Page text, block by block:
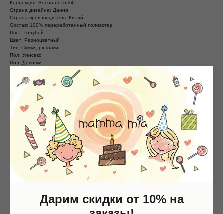
Коллекция: Весна-лето 24
Страна дизайна: Дания
Страна производитель: Китай
Состав: 100% переработанный полиэстер
Цвет: Голубой
Цвет: Разноцветный
Тип: Сумки, рюкзаки
Пол: Унисекс
Пол: Девочки
Пол: Мальчики
lwh: 290x250x90 mm
Смотрите так же
Дарим скидки от 10% на
Контакты
+7 (967) 773-66-77